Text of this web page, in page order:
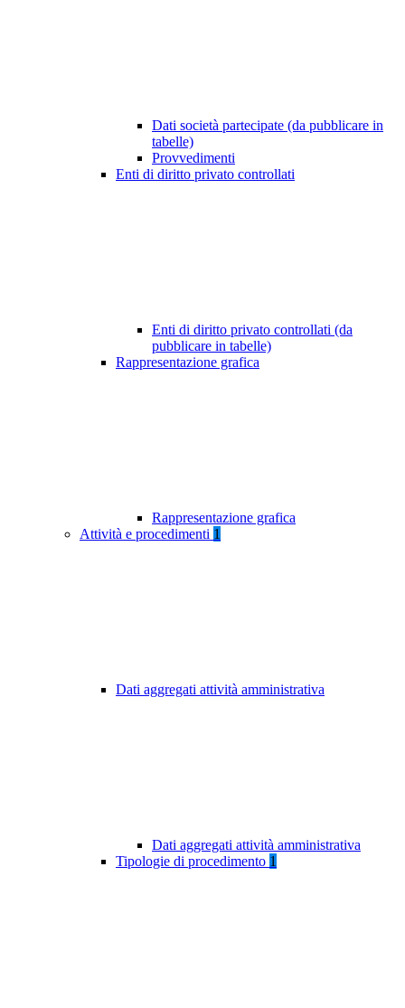
Dati società partecipate (da pubblicare in
tabelle)
Provvedimenti
Enti di diritto privato controllati
Enti di diritto privato controllati (da
pubblicare in tabelle)
Rappresentazione grafica
Rappresentazione grafica
Attività e procedimenti 1
Dati aggregati attività amministrativa
Dati aggregati attività amministrativa
Tipologie di procedimento 1